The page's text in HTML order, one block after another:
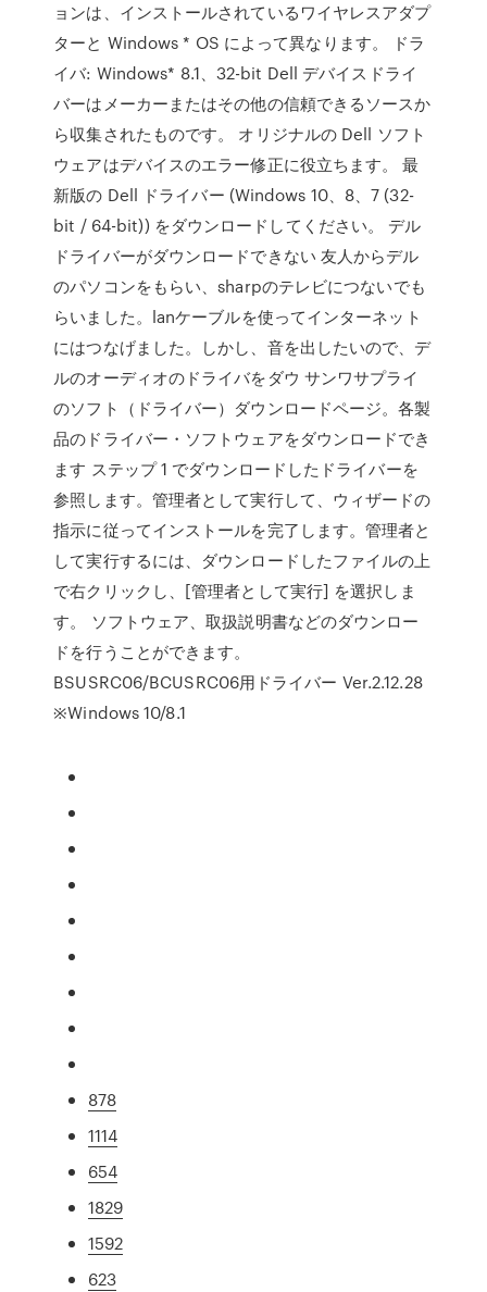
ョンは、インストールされているワイヤレスアダプ
ターと Windows * OS によって異なります。 ドラ
イバ: Windows* 8.1、32-bit Dell デバイスドライ
バーはメーカーまたはその他の信頼できるソースか
ら収集されたものです。 オリジナルの Dell ソフト
ウェアはデバイスのエラー修正に役立ちます。 最
新版の Dell ドライバー (Windows 10、8、7 (32-
bit / 64-bit)) をダウンロードしてください。 デル
ドライバーがダウンロードできない 友人からデル
のパソコンをもらい、sharpのテレビにつないでも
らいました。lanケーブルを使ってインターネット
にはつなげました。しかし、音を出したいので、デ
ルのオーディオのドライバをダウ サンワサプライ
のソフト（ドライバー）ダウンロードページ。各製
品のドライバー・ソフトウェアをダウンロードでき
ます ステップ 1 でダウンロードしたドライバーを
参照します。管理者として実行して、ウィザードの
指示に従ってインストールを完了します。管理者と
して実行するには、ダウンロードしたファイルの上
で右クリックし、[管理者として実行] を選択しま
す。 ソフトウェア、取扱説明書などのダウンロー
ドを行うことができます。
BSUSRC06/BCUSRC06用ドライバー Ver.2.12.28
※Windows 10/8.1
878
1114
654
1829
1592
623